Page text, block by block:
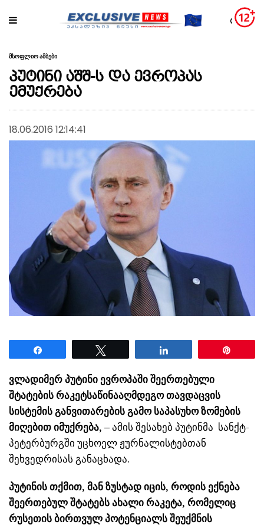
მსოფლიო ამბები
პუტინი აშშ-ს და ევროპას
ემუქრება
18.06.2016 12:14:41
ვლადიმერ პუტინი ევროპაში შეერთებული
შტატების რაკეტსაწინააღმდეგო თავდაცვის
სისტემის განვითარების გამო საპასუხო ზომების
მიღებით იმუქრება, – ამის შესახებ პუტინმა სანქტ-
პეტერბურგში უცხოელ ჟურნალისტებთან
შეხვედრისას განაცხადა.
პუტინის თქმით, მან ზუსტად იცის, როდის ექნება
შეერთებულ შტატებს ახალი რაკეტა, რომელიც
რუსეთის ბირთვულ პოტენციალს შეუქმნის